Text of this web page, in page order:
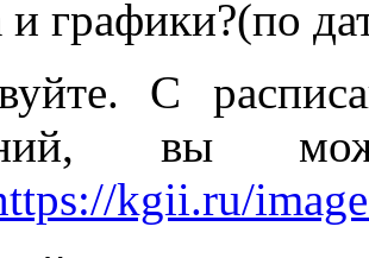
и графики?(по
С
вы
kgii.ru/